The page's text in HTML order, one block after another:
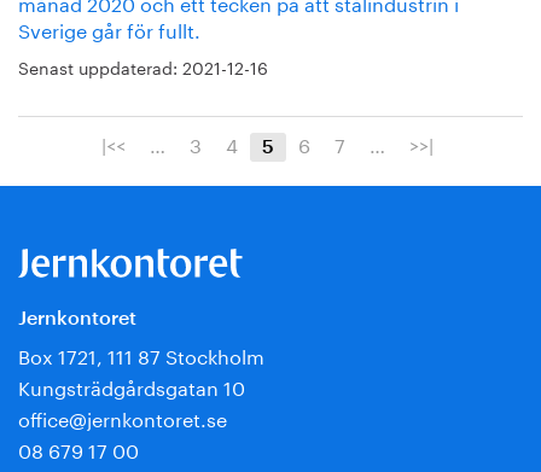
Sverige går för fullt.
Senast uppdaterad: 2021-12-16
|<< … 3 4 5 6 7 … >>|
Jernkontoret
Box 1721, 111 87 Stockholm
Kungsträdgårdsgatan 10
office@jernkontoret.se
08 679 17 00